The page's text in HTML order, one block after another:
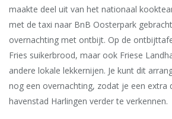
maakte deel uit van het nationaal
met de taxi naar BnB Oosterpark
overnachting met ontbijt. Op de
Fries suikerbrood, maar ook Friese
andere lokale lekkernijen. Je kunt dit
nog een overnachting, zodat je een extra
havenstad Harlingen verder te verkennen.